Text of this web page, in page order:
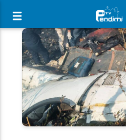
[There are no radio stations in